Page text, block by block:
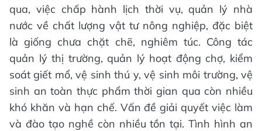
qua, việc chấp hành lịch thời vụ, quản lý nhà
nước về chất lượng vật tư nông nghiệp, đặc biệt
là giống chưa chặt chẽ, nghiêm túc. Công tác
quản lý thị trường, quản lý hoạt động chợ, kiểm
soát giết mổ, vệ sinh thú y, vệ sinh môi trường, vệ
sinh an toàn thực phẩm thời gian qua còn nhiều
khó khăn và hạn chế. Vấn đề giải quyết việc làm
và đào tạo nghề còn nhiều tồn tại. Tình hình an